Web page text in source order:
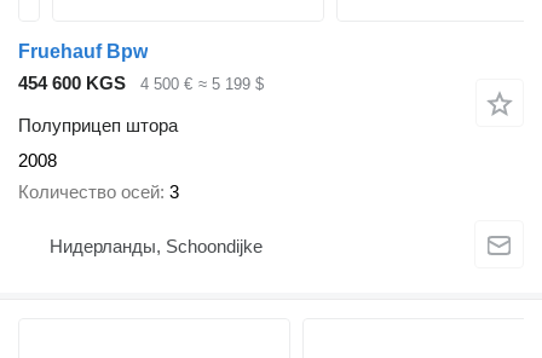
Fruehauf Bpw
454 600 KGS
4 500 € ≈ 5 199 $
Полуприцеп штора
2008
Количество осей 3
Нидерланды, Schoondijke